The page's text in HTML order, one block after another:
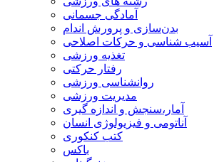
آمادگی جسمانی
بدن‌سازی و پرورش اندام
آسیب شناسی و حرکات اصلاحی
تغذیه ورزشی
رفتار حرکتی
روانشناسی ورزشی
مدیریت ورزشی
آمار،سنجش و اندازه گیری
آناتومی و فیزیولوژی انسان
کتب کنکوری
باکس